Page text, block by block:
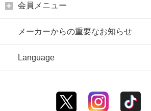
会員メニュー
メーカーからの重要なお知らせ
Language